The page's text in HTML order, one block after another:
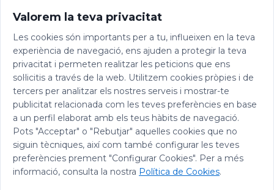
Valorem la teva privacitat
Les cookies són importants per a tu, influeixen en la teva
experiència de navegació, ens ajuden a protegir la teva
privacitat i permeten realitzar les peticions que ens
sol·licitis a través de la web. Utilitzem cookies pròpies i de
tercers per analitzar els nostres serveis i mostrar-te
publicitat relacionada com les teves preferències en base
a un perfil elaborat amb els teus hàbits de navegació.
Pots "Acceptar" o "Rebutjar" aquelles cookies que no
siguin tècniques, així com també configurar les teves
preferències prement "Configurar Cookies". Per a més
informació, consulta la nostra Política de Cookies.